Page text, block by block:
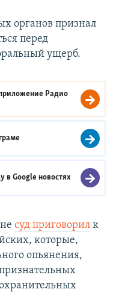
органов признал
перед
ущерб.
Радио
вGoogle новостях
суд приговорил к
которые,
опьянения,